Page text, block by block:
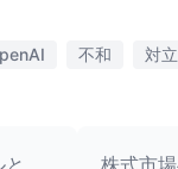
不和 対立
株式市